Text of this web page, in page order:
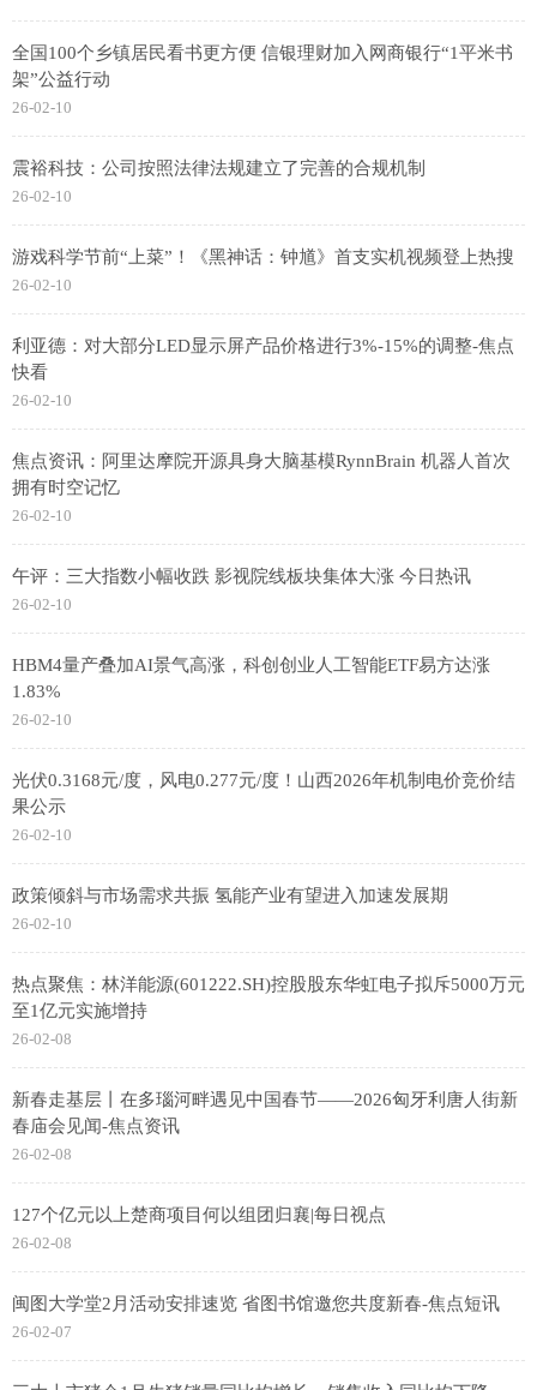
全国100个乡镇居民看书更方便 信银理财加入网商银行“1平米书
架”公益行动
26-02-10
震裕科技：公司按照法律法规建立了完善的合规机制
26-02-10
游戏科学节前“上菜”！《黑神话：钟馗》首支实机视频登上热搜
26-02-10
利亚德：对大部分LED显示屏产品价格进行3%-15%的调整-焦点
快看
26-02-10
焦点资讯：阿里达摩院开源具身大脑基模RynnBrain 机器人首次
拥有时空记忆
26-02-10
午评：三大指数小幅收跌 影视院线板块集体大涨 今日热讯
26-02-10
HBM4量产叠加AI景气高涨，科创创业人工智能ETF易方达涨
1.83%
26-02-10
光伏0.3168元/度，风电0.277元/度！山西2026年机制电价竞价结
果公示
26-02-10
政策倾斜与市场需求共振 氢能产业有望进入加速发展期
26-02-10
热点聚焦：林洋能源(601222.SH)控股股东华虹电子拟斥5000万元
至1亿元实施增持
26-02-08
新春走基层丨在多瑙河畔遇见中国春节——2026匈牙利唐人街新
春庙会见闻-焦点资讯
26-02-08
127个亿元以上楚商项目何以组团归襄|每日视点
26-02-08
闽图大学堂2月活动安排速览 省图书馆邀您共度新春-焦点短讯
26-02-07